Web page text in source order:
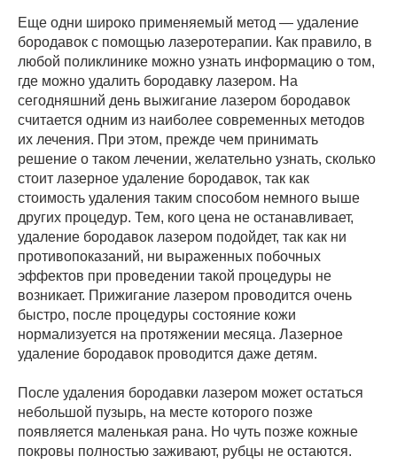
Еще одни широко применяемый метод — удаление
бородавок с помощью лазеротерапии. Как правило, в
любой поликлинике можно узнать информацию о том,
где можно удалить бородавку лазером. На
сегодняшний день выжигание лазером бородавок
считается одним из наиболее современных методов
их лечения. При этом, прежде чем принимать
решение о таком лечении, желательно узнать, сколько
стоит лазерное удаление бородавок, так как
стоимость удаления таким способом немного выше
других процедур. Тем, кого цена не останавливает,
удаление бородавок лазером подойдет, так как ни
противопоказаний, ни выраженных побочных
эффектов при проведении такой процедуры не
возникает. Прижигание лазером проводится очень
быстро, после процедуры состояние кожи
нормализуется на протяжении месяца. Лазерное
удаление бородавок проводится даже детям.
После удаления бородавки лазером может остаться
небольшой пузырь, на месте которого позже
появляется маленькая рана. Но чуть позже кожные
покровы полностью заживают, рубцы не остаются.